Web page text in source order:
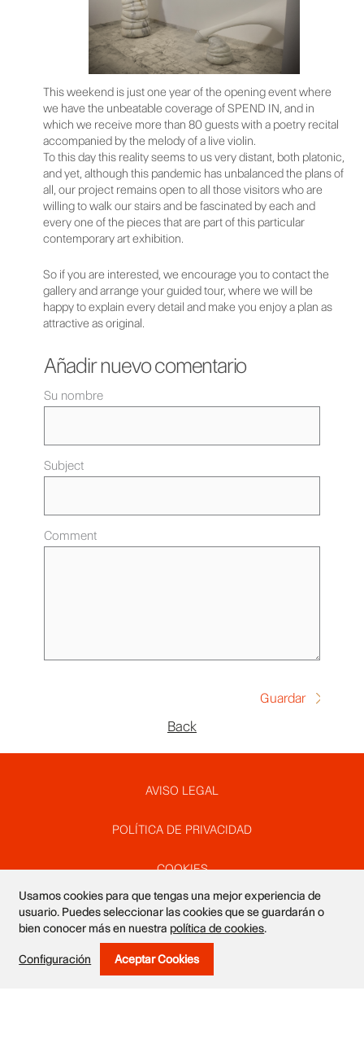
This weekend is just one year of the opening event where
we have the unbeatable coverage of SPEND IN, and in
which we receive more than 80 guests with a poetry recital
accompanied by the melody of a live violin.
To this day this reality seems to us very distant, both platonic,
and yet, although this pandemic has unbalanced the plans of
all, our project remains open to all those visitors who are
willing to walk our stairs and be fascinated by each and
every one of the pieces that are part of this particular
contemporary art exhibition.
So if you are interested, we encourage you to contact the
gallery and arrange your guided tour, where we will be
happy to explain every detail and make you enjoy a plan as
attractive as original.
Añadir nuevo comentario
Su nombre
Subject
Comment
Back
de
página
AVISO LEGAL
POLÍTICA DE PRIVACIDAD
COOKIES
SUSCRÍBETE A NUESTRO NEWSLETTER
Usamos cookies para que tengas una mejor experiencia de
usuario. Puedes seleccionar las cookies que se guardarán o
bien conocer más en nuestra política de cookies.
Configuración Aceptar Cookies